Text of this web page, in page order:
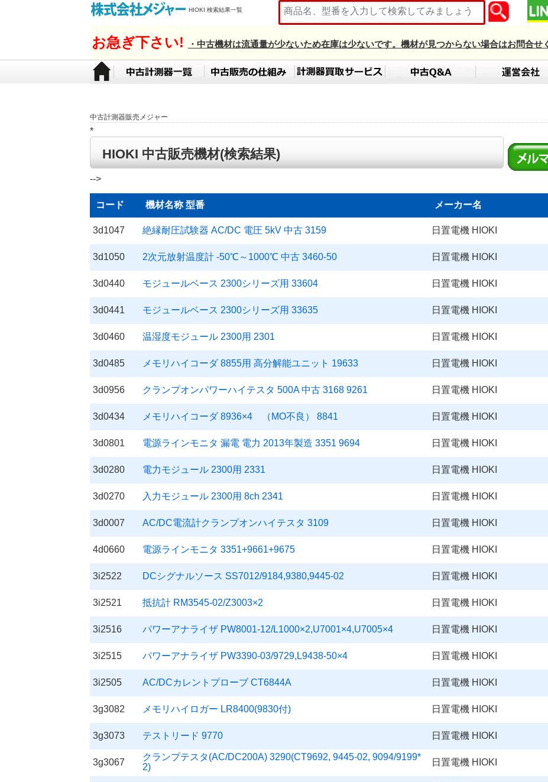
HIOKI 検索結果一覧
お急ぎ下さい! ・中古機材は流通量が少ないため在庫は少ないです。機材が見つからない場合はお問合せ
中古計測器販売メジャー
*
HIOKI 中古販売機材(検索結果)
-->
コード 機材名称 型番 メーカー名
3d1047 絶縁耐圧試験器 AC/DC 電圧 5kV 中古 3159 日置電機 HIOKI
3d1050 2次元放射温度計 -50℃～1000℃ 中古 3460-50 日置電機 HIOKI
3d0440 モジュールベース 2300シリーズ用 33604 日置電機 HIOKI
3d0441 モジュールベース 2300シリーズ用 33635 日置電機 HIOKI
3d0460 温湿度モジュール 2300用 2301 日置電機 HIOKI
3d0485 メモリハイコーダ 8855用 高分解能ユニット 19633 日置電機 HIOKI
3d0956 クランプオンパワーハイテスタ 500A 中古 3168 9261 日置電機 HIOKI
3d0434 メモリハイコーダ 8936×4 （MO不良） 8841 日置電機 HIOKI
3d0801 電源ラインモニタ 漏電 電力 2013年製造 3351 9694 日置電機 HIOKI
3d0280 電力モジュール 2300用 2331 日置電機 HIOKI
3d0270 入力モジュール 2300用 8ch 2341 日置電機 HIOKI
3d0007 AC/DC電流計クランプオンハイテスタ 3109 日置電機 HIOKI
4d0660 電源ラインモニタ 3351+9661+9675 日置電機 HIOKI
3i2522 DCシグナルソース SS7012/9184,9380,9445-02 日置電機 HIOKI
3i2521 抵抗計 RM3545-02/Z3003×2 日置電機 HIOKI
3i2516 パワーアナライザ PW8001-12/L1000×2,U7001×4,U7005×4 日置電機 HIOKI
3i2515 パワーアナライザ PW3390-03/9729,L9438-50×4 日置電機 HIOKI
3i2505 AC/DCカレントプローブ CT6844A 日置電機 HIOKI
3g3082 メモリハイロガー LR8400(9830付) 日置電機 HIOKI
3g3073 テストリード 9770 日置電機 HIOKI
3g3067
クランプテスタ(AC/DC200A) 3290(CT9692, 9445-02, 9094/9199*
2)
日置電機 HIOKI